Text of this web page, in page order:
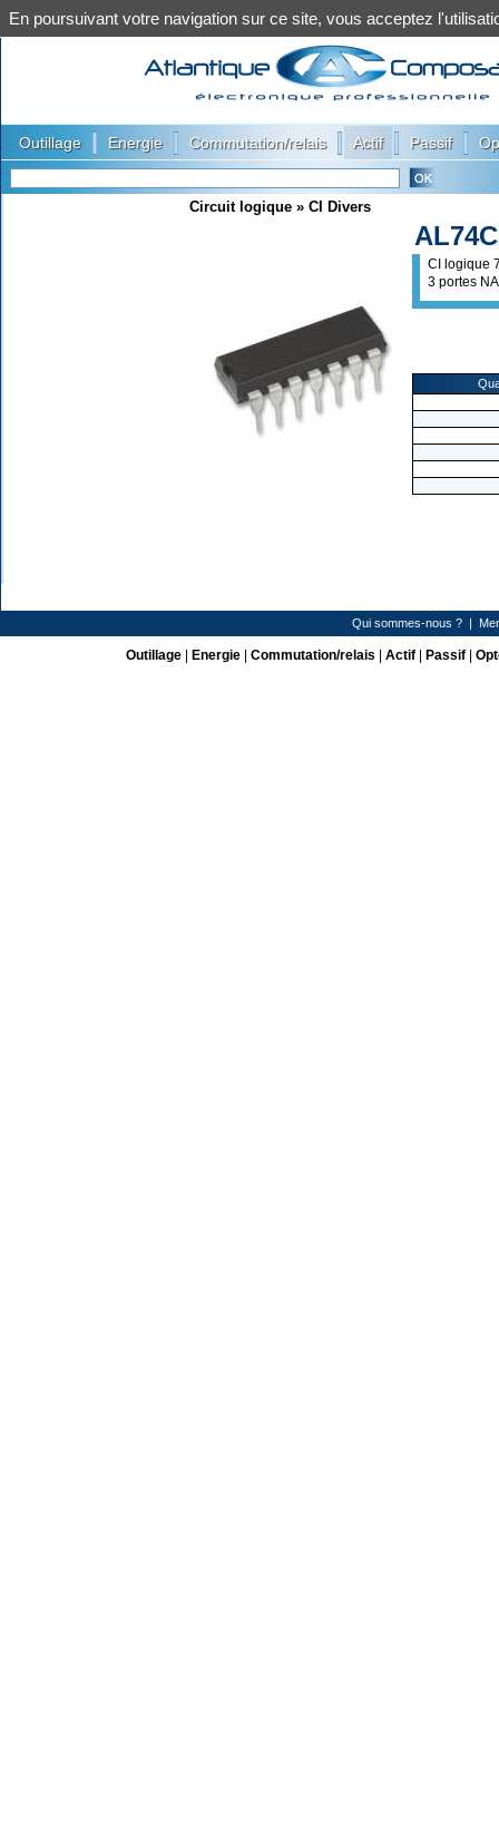
Outillage Energie Commutation/relais Actif Passif
Circuit logique » CI Divers
CI logique
3 portes
Qui sommes-nous ?|
Outillage| Energie| Commutation/relais Actif| Passif|
En poursuivant votre navigation sur ce site, vous acceptez